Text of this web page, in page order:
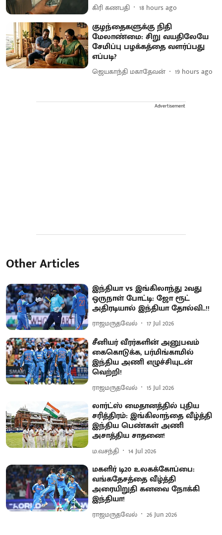
கிரி கணபதி 18 hours ago
குழந்தைகளுக்கு நிதி
மேலாண்மை: சிறு வயதிலேயே
சேமிப்பு பழக்கத்தை வளர்ப்பது
எப்படி?
ஜெயகாந்தி மகாதேவன் 19 hours ago
Advertisement
Other Articles
இந்தியா vs இங்கிலாந்து 2வது
ஒருநாள் போட்டி: ஜோ ரூட்
அதிரடியால் இந்தியா தோல்வி..!!
ராஜமருதவேல் 17 Jul 2026
சீனியர் வீரர்களின் அனுபவம்
கைகொடுக்க, பர்மிங்காமில்
இந்திய அணி எழுச்சியுடன்
வெற்றி!
ராஜமருதவேல் 15 Jul 2026
லார்ட்ஸ் மைதானத்தில் புதிய
சரித்திரம்: இங்கிலாந்தை வீழ்த்தி
இந்திய பெண்கள் அணி
அசாத்திய சாதனை!
ம.வசந்தி 14 Jul 2026
மகளிர் டி20 உலகக்கோப்பை:
வங்கதேசத்தை வீழ்த்தி
அரையிறுதி கனவை நோக்கி
இந்தியா!
ராஜமருதவேல் 26 Jun 2026